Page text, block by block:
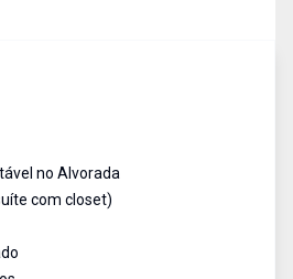
no Alvorada
com closet)